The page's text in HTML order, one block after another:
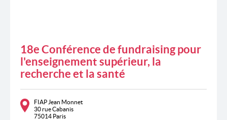
18e Conférence de fundraising pour
l'enseignement supérieur, la
recherche et la santé
FIAP Jean Monnet
30 rue Cabanis
75014 Paris